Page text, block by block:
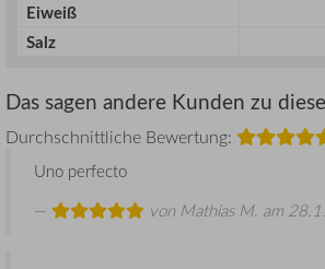
Eiweiß
Salz
Das sagen andere Kunden zu
Durchschnittliche Bewertung:
Uno perfecto
von Mathias M. am